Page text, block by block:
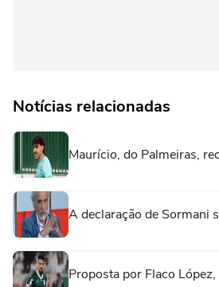
Notícias relacionadas
Maurício, do Palmeiras,
A declaração de Sormani
Proposta por Flaco